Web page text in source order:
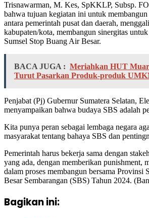
Trisnawarman, M. Kes, SpKKLP, Subsp.
bahwa tujuan kegiatan ini untuk
antara pemerintah pusat dan daerah,
kabupaten/kota, membangun sinergitas
Sumsel Stop Buang Air Besar.
BACA JUGA : Meriahkan HUT
Turut Pasarkan Produk-produk
Penjabat (Pj) Gubernur Sumatera Selatan,
menyampaikan bahwa budaya SBS adalah
Kita punya peran sebagai lembaga negara
masyarakat tentang bahaya SBS dan
Pemerintah harus bekerja sama dengan
yang ada, dengan memberikan punishment,
dalam proses membangun bersama Provinsi
Besar Sembarangan (SBS) Tahun 2024.
Bagikan ini: